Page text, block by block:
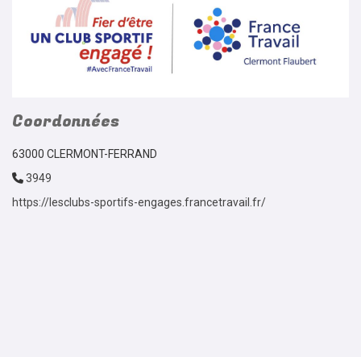
Coordonnées
63000 CLERMONT-FERRAND
3949
https://lesclubs-sportifs-engages.francetravail.fr/